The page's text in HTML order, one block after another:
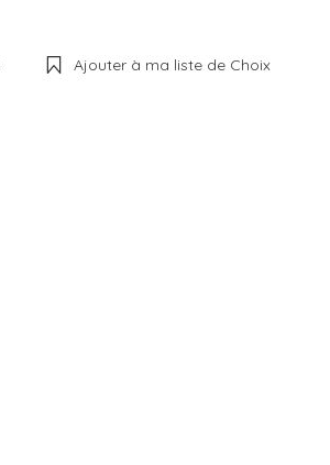
Ajouter à ma liste de Choix